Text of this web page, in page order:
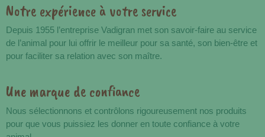
Avantages
Notre expérience à votre service
Depuis 1955 l’entreprise Vadigran met son savoir-faire au service
de l’animal pour lui offrir le meilleur pour sa santé, son bien-être et
pour faciliter sa relation avec son maître.
Une marque de confiance
Nous sélectionnons et contrôlons rigoureusement nos produits
pour que vous puissiez les donner en toute confiance à votre